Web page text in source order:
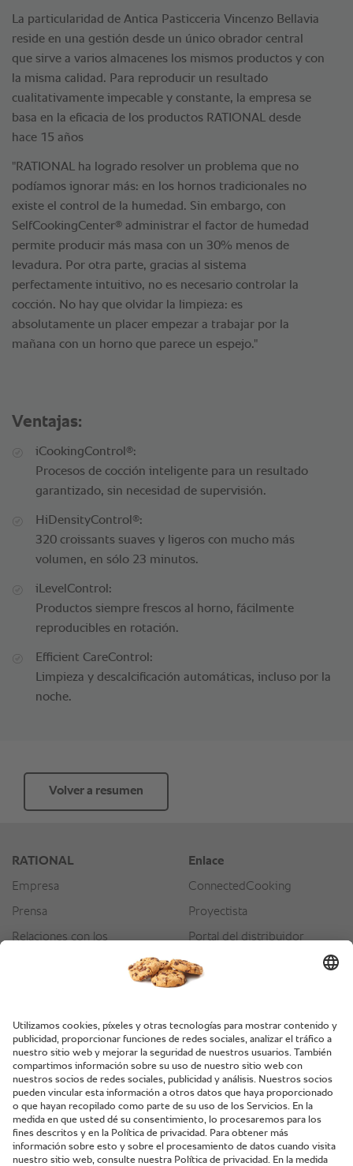
La particularidad de Antica Pasticceria Vincenzo Bellavia
reside en una gestión desde un único obrador central
que sirve a varios almacenes los mismos productos y con
la misma calidad. Para reproducir un resultado
cualitativamente impecable y constante, la empresa se
basa en la eficacia de los productos RATIONAL desde
hace 15 años
"RATIONAL ha logrado resolver un problema que no
podíamos ignorar más: en los hornos tradicionales no
existe el control de la humedad. Sin embargo, con
SelfCookingCenter® administrar el factor de humedad
permite producir más masa con un 30% menos de
levadura. Por otra parte, gracias al sistema
perfectamente intuitivo, no es necesario controlar la
cocción. No hay que olvidar la limpieza: es
absolutamente un placer empezar a trabajar por la
mañana con un horno que parece un espejo."
Ventajas:
iCookingControl ®:
Procesos de cocción inteligente para un resultado
garantizado, sin necesidad de supervisión.
HiDensityControl ®:
320 croissants suaves y ligeros con mucho más
volumen, en sólo 23 minutos.
iLevelControl:
Productos siempre frescos al horno, fácilmente
reproducibles en rotación.
Efficient CareControl:
Limpieza y descalcificación automáticas, incluso por la
noche.
Volver a resumen